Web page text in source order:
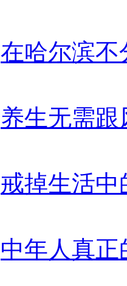
在哈尔滨不
养生无需
戒掉生活中
中年人真